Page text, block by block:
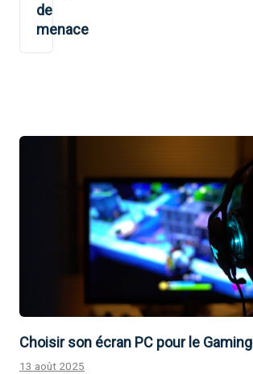
de
menace
Choisir son écran PC pour le Gaming
13 août 2025